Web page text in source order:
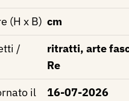
(H x B) cm
/
ritratti, arte
Re
il
16-07-2026